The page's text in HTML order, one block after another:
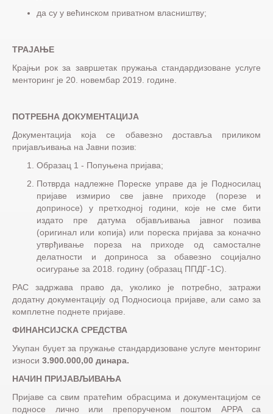
да су у већинском приватном власништву;
ТРАЈАЊЕ
Крајњи рок за завршетак пружања стандардизоване услуге
менторинг је 20. новембар 2019. године.
ПОТРЕБНА ДОКУМЕНТАЦИЈА
Документација која се обавезно доставља приликом
пријављивања на Јавни позив:
Образац 1 - Попуњена пријава;
Потврда надлежне Пореске управе да је Подносилац
пријаве измирио све јавне приходе (порезе и
доприносе) у претходној години, које не сме бити
издато пре датума објављивања јавног позива
(оригинал или копија) или пореска пријава за коначно
утврђивање пореза на приходе од самосталне
делатности и доприноса за обавезно социјално
осигурање за 2018. годину (образац ППДГ-1С).
РАС задржава право да, уколико је потребно, затражи
додатну документацију од Подносиоца пријаве, али само за
комплетне поднете пријаве.
ФИНАНСИЈСКА СРЕДСТВА
Укупан буџет за пружање стандардизоване услуге менторинг
износи 3.900.000,00 динара.
НАЧИН ПРИЈАВЉИВАЊА
Пријаве са свим пратећим обрасцима и документацијом се
подносе лично или препорученом поштом АРРА са